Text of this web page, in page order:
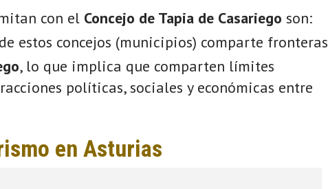
con el Concejo de Tapia de Casariego son:
estos concejos (municipios) comparte fronteras
, lo que implica que comparten límites
políticas, sociales y económicas entre